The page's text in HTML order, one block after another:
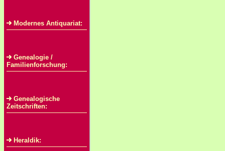
Modernes Antiquariat:
Genealogie /
Familienforschung:
Genealogische
Zeitschriften:
Heraldik: